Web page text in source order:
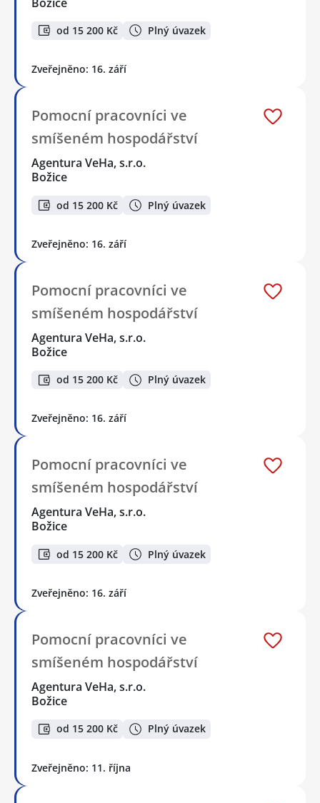
od 15 200 Kč Plný úvazek
Zveřejněno: 16. září
Pomocní pracovníci ve
smíšeném hospodářství
Agentura VeHa, s.r.o.
Božice
od 15 200 Kč Plný úvazek
Zveřejněno: 16. září
Pomocní pracovníci ve
smíšeném hospodářství
Agentura VeHa, s.r.o.
Božice
od 15 200 Kč Plný úvazek
Zveřejněno: 16. září
Pomocní pracovníci ve
smíšeném hospodářství
Agentura VeHa, s.r.o.
Božice
od 15 200 Kč Plný úvazek
Zveřejněno: 16. září
Pomocní pracovníci ve
smíšeném hospodářství
Agentura VeHa, s.r.o.
Božice
od 15 200 Kč Plný úvazek
Zveřejněno: 11. října